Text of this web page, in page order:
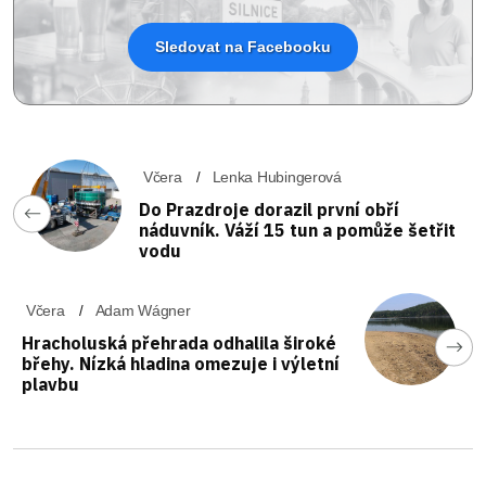
Sledovat na Facebooku
Včera Lenka Hubingerová
Do Prazdroje dorazil první obří
náduvník. Váží 15 tun a pomůže šetřit
vodu
Včera Adam Wágner
Hracholuská přehrada odhalila široké
břehy. Nízká hladina omezuje i výletní
plavbu